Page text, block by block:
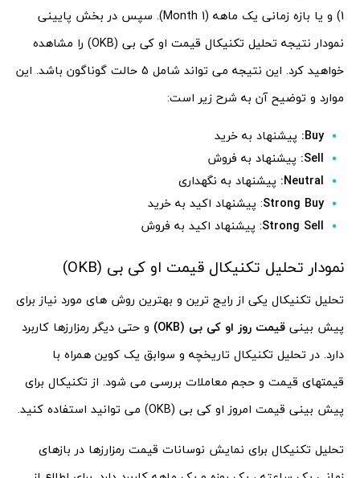
1) و یا بازه زمانی یک ماهه (Month 1). سپس در بخش پایینی
نمودار نتیجه تحلیل تکنیکال قیمت او کی بی (OKB) را مشاهده
خواهید کرد. این نتیجه می تواند شامل 5 حالت گوناگون باشد. این
موارد و توضیح آن به شرح زیر است:
Buy
: پیشنهاد به خرید
Sell
: پیشنهاد به فروش
Neutral
: پیشنهاد به نگهداری
Strong Buy: پیشنهاد اکید به خرید
Strong Sell: پیشنهاد اکید به فروش
نمودار تحلیل تکنیکال قیمت او کی بی (OKB)
تحلیل تکنیکال یکی از رایج ترین و بهترین روش های مورد نیاز برای
پیش بینی قیمت روز او کی بی (OKB)
و حتی دیگر رمزارزها کاربرد
دارد. در تحلیل تکنیکال تاریخچه و سوابق یک کوین همراه با
قیمتهای قیمت و حجم معاملات بررسی می شود. از تکنیکال برای
پیش بینی قیمت امروز او کی بی (OKB) می توانید استفاده کنید.
تحلیل تکنیکال برای نمایش نوسانات قیمت رمزارزها در بازهای